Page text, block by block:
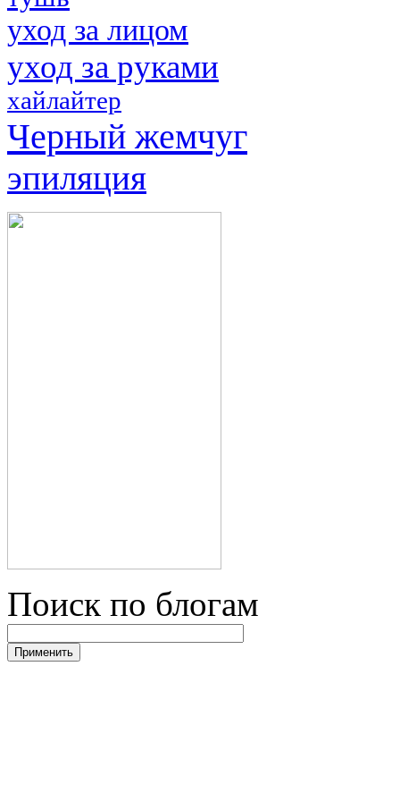
уход за лицом
уход за руками
хайлайтер
Черный жемчуг
эпиляция
Поиск по блогам